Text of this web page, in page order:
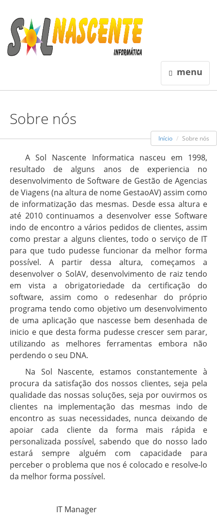
menu
Sobre nós
Início Sobre nós
A Sol Nascente Informatica nasceu em 1998,
resultado de alguns anos de experiencia no
desenvolvimento de Software de Gestão de Agencias
de Viagens (na altura de nome GestaoAV) assim como
de informatização das mesmas. Desde essa altura e
até 2010 continuamos a desenvolver esse Software
indo de encontro a vários pedidos de clientes, assim
como prestar a alguns clientes, todo o serviço de IT
para que tudo pudesse funcionar da melhor forma
possível. A partir dessa altura, começamos a
desenvolver o SolAV, desenvolvimento de raiz tendo
em vista a obrigatoriedade da certificação do
software, assim como o redesenhar do próprio
programa tendo como objetivo um desenvolvimento
de uma aplicação que nascesse bem desenhada de
inicio e que desta forma pudesse crescer sem parar,
utilizando as melhores ferramentas embora não
perdendo o seu DNA.
Na Sol Nascente, estamos constantemente à
procura da satisfação dos nossos clientes, seja pela
qualidade das nossas soluções, seja por ouvirmos os
clientes na implementação das mesmas indo de
encontro as suas necessidades, nunca deixando de
apoiar cada cliente da forma mais rápida e
personalizada possível, sabendo que do nosso lado
estará sempre alguém com capacidade para
perceber o problema que nos é colocado e resolve-lo
da melhor forma possível.
IT Manager